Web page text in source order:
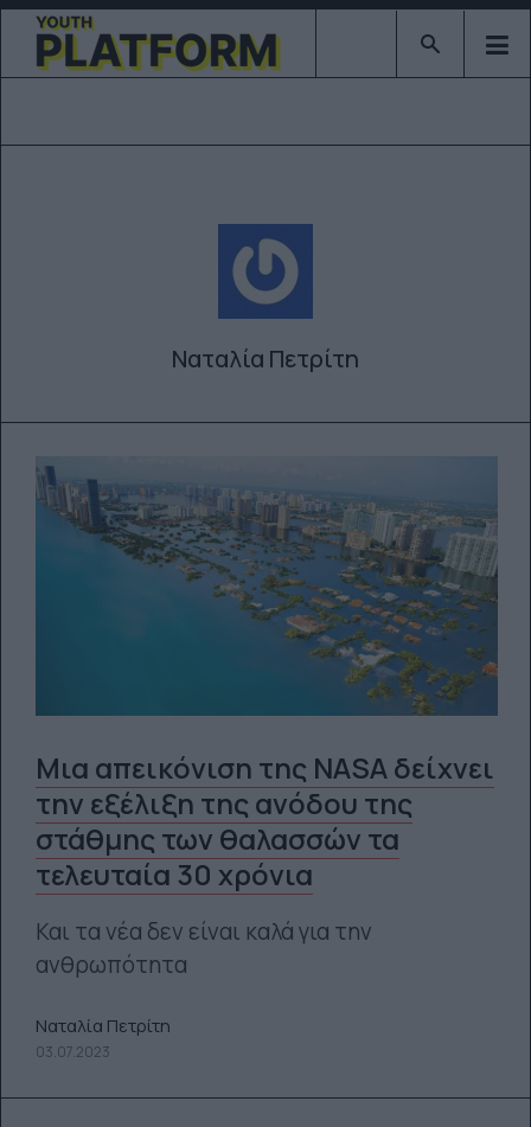
Type 2 or
Ναταλία Πετρίτη
Μια απεικόνιση της NASA δείχνει
την εξέλιξη της ανόδου της
στάθμης των θαλασσών τα
τελευταία 30 χρόνια
Και τα νέα δεν είναι καλά για την
ανθρωπότητα
Ναταλία Πετρίτη
03.07.2023